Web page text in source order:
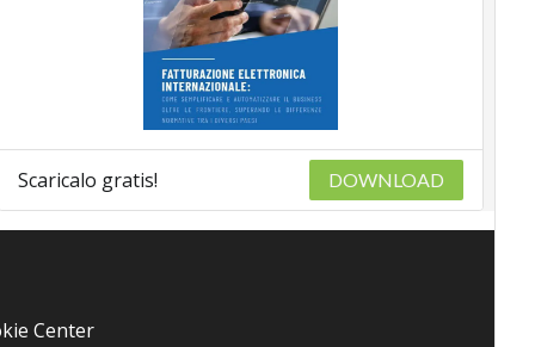
Scaricalo gratis! DOWNLOAD
Center